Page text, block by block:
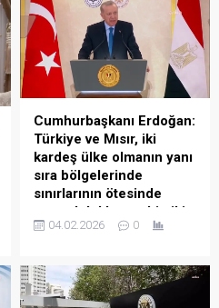
Cumhurbaşkanı Erdoğan:
Türkiye ve Mısır, iki
kardeş ülke olmanın yanı
sıra bölgelerinde
sınırlarının ötesinde
sorumluluklara sahip iki
güçlü devlettir
Tayyip Erdoğan, “Türkiye ve
Mısır, iki kardeş ülke olmanın
04.02.2026 0